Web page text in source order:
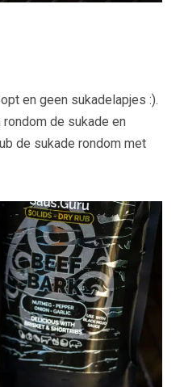
en geen sukadelapjes :).
de sukade en
de sukade rondom met